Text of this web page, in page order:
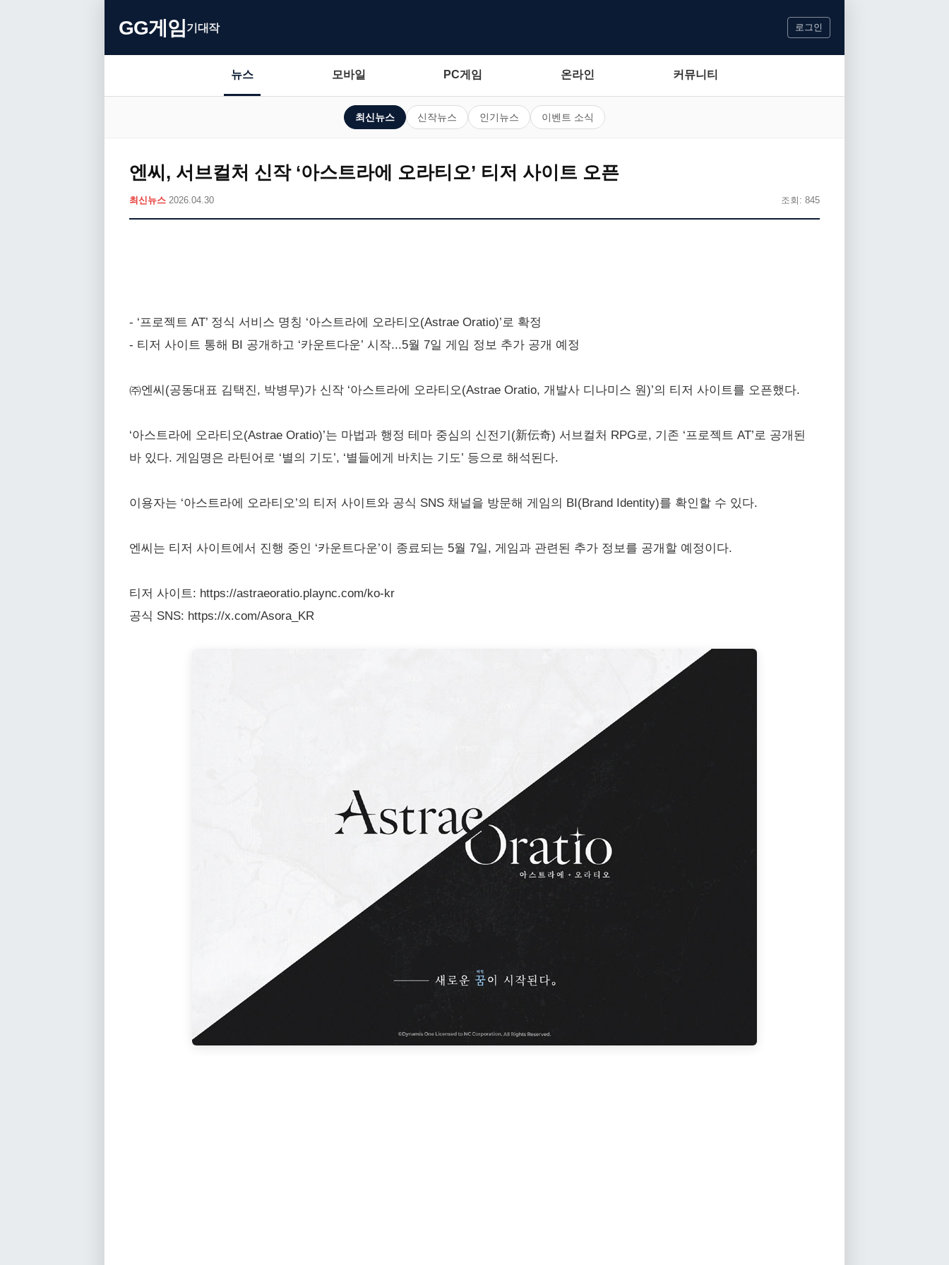
GG게임기대작 로그인
뉴스 모바일 PC게임 온라인 커뮤니티
최신뉴스 신작뉴스 인기뉴스 이벤트 소식
엔씨, 서브컬처 신작 ‘아스트라에 오라티오’ 티저 사이트 오픈
최신뉴스 2026.04.30 조회: 845
- ‘프로젝트 AT’ 정식 서비스 명칭 ‘아스트라에 오라티오(Astrae Oratio)’로 확정
- 티저 사이트 통해 BI 공개하고 ‘카운트다운’ 시작...5월 7일 게임 정보 추가 공개 예정
㈜엔씨(공동대표 김택진, 박병무)가 신작 ‘아스트라에 오라티오(Astrae Oratio, 개발사 디나미스 원)’의 티저 사이트를 오픈했다.
‘아스트라에 오라티오(Astrae Oratio)’는 마법과 행정 테마 중심의 신전기(新伝奇) 서브컬처 RPG로, 기존 ‘프로젝트 AT’로 공개된
바 있다. 게임명은 라틴어로 ‘별의 기도’, ‘별들에게 바치는 기도’ 등으로 해석된다.
이용자는 ‘아스트라에 오라티오’의 티저 사이트와 공식 SNS 채널을 방문해 게임의 BI(Brand Identity)를 확인할 수 있다.
엔씨는 티저 사이트에서 진행 중인 ‘카운트다운’이 종료되는 5월 7일, 게임과 관련된 추가 정보를 공개할 예정이다.
티저 사이트: https://astraeoratio.plaync.com/ko-kr
공식 SNS: https://x.com/Asora_KR